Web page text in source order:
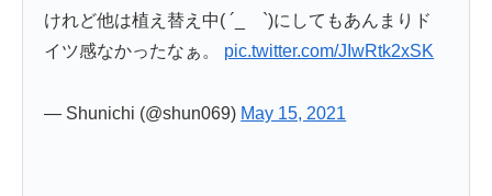
けれど他は植え替え中( ´_ゝ`)にしてもあんまりド
イツ感なかったなぁ。 pic.twitter.com/JIwRtk2xSK
— Shunichi (@shun069) May 15, 2021